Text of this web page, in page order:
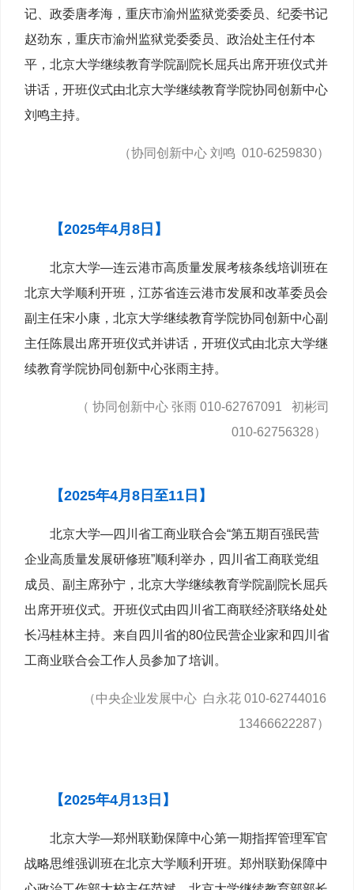
记、政委唐孝海，重庆市渝州监狱党委委员、纪委书记
赵劲东，重庆市渝州监狱党委委员、政治处主任付本
平，北京大学继续教育学院副院长屈兵出席开班仪式并
讲话，开班仪式由北京大学继续教育学院协同创新中心
刘鸣主持。
（协同创新中心 刘鸣 010-6259830）
【2025年4月8日】
北京大学—连云港市高质量发展考核条线培训班在
北京大学顺利开班，江苏省连云港市发展和改革委员会
副主任宋小康，北京大学继续教育学院协同创新中心副
主任陈晨出席开班仪式并讲话，开班仪式由北京大学继
续教育学院协同创新中心张雨主持。
（ 协同创新中心 张雨 010-62767091 初彬司
010-62756328）
【2025年4月8日至11日】
北京大学—四川省工商业联合会“第五期百强民营
企业高质量发展研修班”顺利举办，四川省工商联党组
成员、副主席孙宁，北京大学继续教育学院副院长屈兵
出席开班仪式。开班仪式由四川省工商联经济联络处处
长冯桂林主持。来自四川省的80位民营企业家和四川省
工商业联合会工作人员参加了培训。
（中央企业发展中心 白永花 010-62744016
13466622287）
【2025年4月13日】
北京大学—郑州联勤保障中心第一期指挥管理军官
战略思维强训班在北京大学顺利开班。郑州联勤保障中